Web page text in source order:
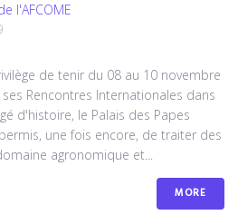
l'AFCOME
de tenir du 08 au 10 novembre
Rencontres Internationales dans
d'histoire, le Palais des Papes
une fois encore, de traiter des
agronomique et...
MORE